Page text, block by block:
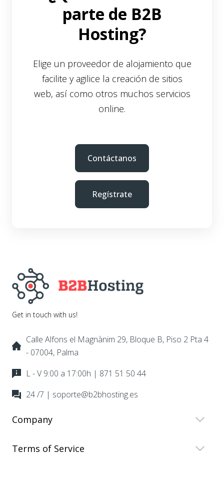
parte de B2B
Hosting?
Elige un proveedor de alojamiento que
facilite y agilice la creación de sitios
web, así como otros muchos servicios
online.
Regístrate
Contáctanos
Get in touch with us!
Calle Alfons el Magnànim 29, Bloque B, Piso 2 Pta 4
- 07004, Palma
L - V 9:00 a 17:00h | 871 51 50 44
24 /7 | soporte@b2bhosting.es
Company
Terms of Service